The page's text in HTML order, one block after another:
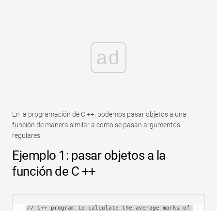
Noticias
Tabla dinámica
TechTV
Rápido
ad
En la programación de C ++, podemos pasar objetos a una
función de manera similar a como se pasan argumentos
regulares.
Ejemplo 1: pasar objetos a la
función de C ++
// C++ program to calculate the average marks of